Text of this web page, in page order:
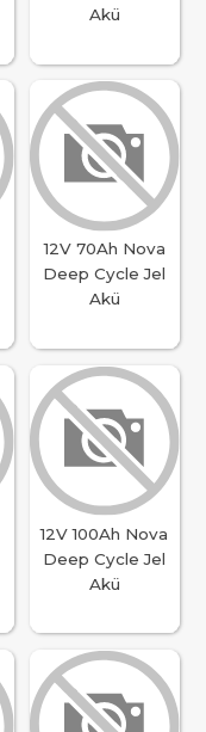
Akü
12V 70Ah Nova
Deep Cycle Jel
Akü
12V 100Ah Nova
Deep Cycle Jel
Akü